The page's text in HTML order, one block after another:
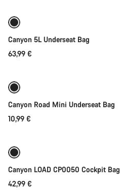
Canyon 5L Underseat Bag
63,99 €
Canyon Road Mini Underseat Bag
10,99 €
Canyon LOAD CP0050 Cockpit Bag
42,99 €